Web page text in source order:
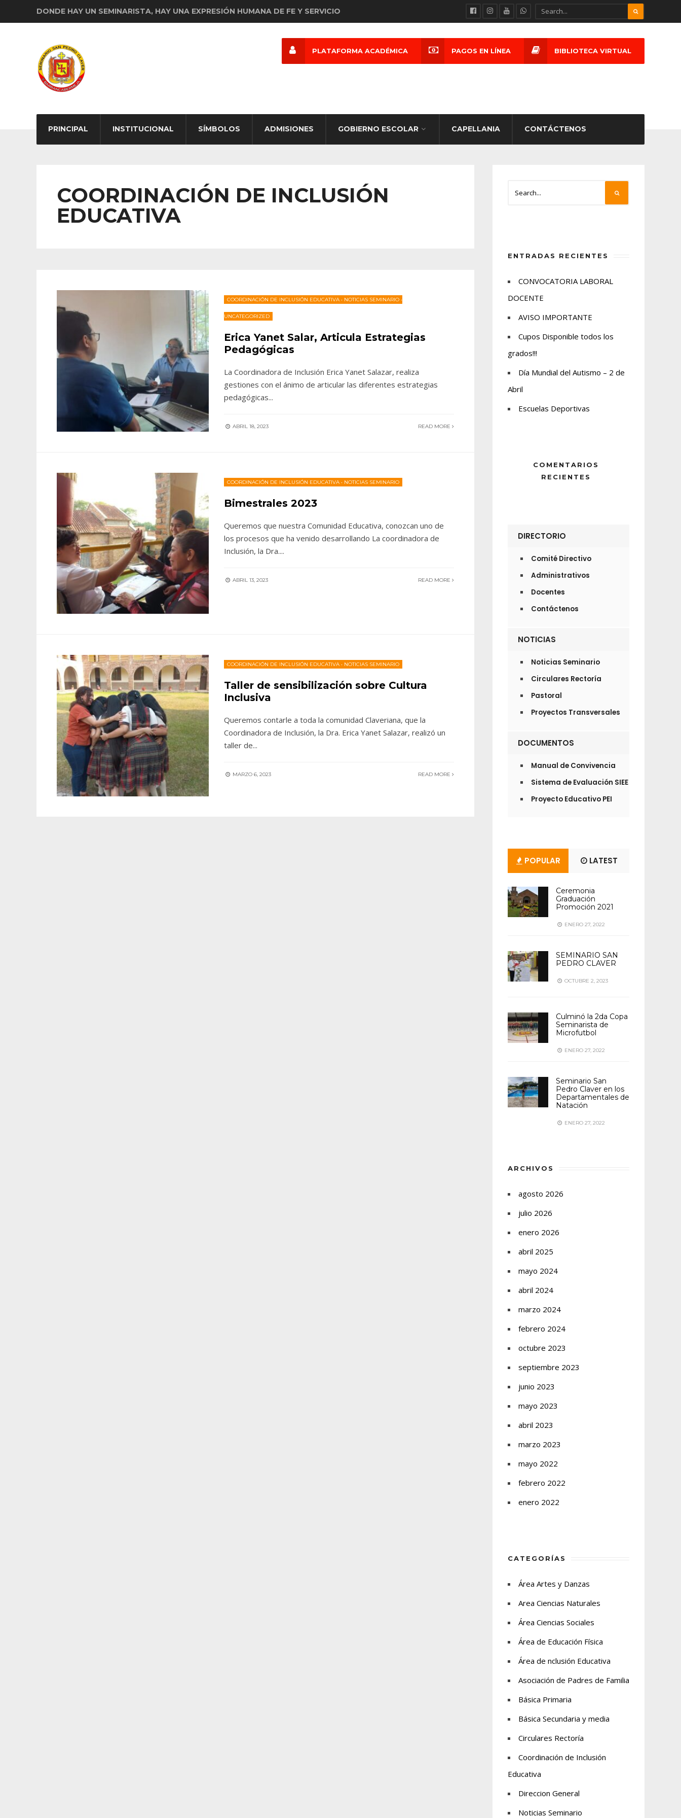
DONDE HAY UN SEMINARISTA, HAY UNA EXPRESIÓN HUMANA DE FE Y SERVICIO
PRINCIPAL INSTITUCIONAL SÍMBOLOS ADMISIONES GOBIERNO ESCOLAR CAPELLANIA CONTÁCTENOS
PLATAFORMA ACADÉMICA PAGOS EN LÍNEA BIBLIOTECA VIRTUAL
COORDINACIÓN DE INCLUSIÓN
EDUCATIVA
COORDINACIÓN DE INCLUSIÓN EDUCATIVA • NOTICIAS SEMINARIO •
UNCATEGORIZED
Erica Yanet Salar, Articula Estrategias
Pedagógicas
La Coordinadora de Inclusión Erica Yanet Salazar, realiza
gestiones con el ánimo de articular las diferentes estrategias
pedagógicas...
ABRIL 18, 2023 READ MORE
COORDINACIÓN DE INCLUSIÓN EDUCATIVA • NOTICIAS SEMINARIO
Bimestrales 2023
Queremos que nuestra Comunidad Educativa, conozcan uno de
los procesos que ha venido desarrollando La coordinadora de
Inclusión, la Dra....
ABRIL 13, 2023 READ MORE
COORDINACIÓN DE INCLUSIÓN EDUCATIVA • NOTICIAS SEMINARIO
Taller de sensibilización sobre Cultura
Inclusiva
Queremos contarle a toda la comunidad Claveriana, que la
Coordinadora de Inclusión, la Dra. Erica Yanet Salazar, realizó un
taller de...
MARZO 6, 2023 READ MORE
ENTRADAS RECIENTES
CONVOCATORIA LABORAL
DOCENTE
AVISO IMPORTANTE
Cupos Disponible todos los
grados!!!
Día Mundial del Autismo – 2 de
Abril
Escuelas Deportivas
COMENTARIOS
RECIENTES
DIRECTORIO
Comité Directivo
Administrativos
Docentes
Contáctenos
NOTICIAS
Noticias Seminario
Circulares Rectoría
Pastoral
Proyectos Transversales
DOCUMENTOS
Manual de Convivencia
Sistema de Evaluación SIEE
Proyecto Educativo PEI
POPULAR LATEST
Ceremonia
Graduación
Promoción 2021
ENERO 27, 2022
SEMINARIO SAN
PEDRO CLAVER
OCTUBRE 2, 2023
Culminó la 2da Copa
Seminarista de
Microfutbol
ENERO 27, 2022
Seminario San
Pedro Claver en los
Departamentales de
Natación
ENERO 27, 2022
ARCHIVOS
agosto 2026
julio 2026
enero 2026
abril 2025
mayo 2024
abril 2024
marzo 2024
febrero 2024
octubre 2023
septiembre 2023
junio 2023
mayo 2023
abril 2023
marzo 2023
mayo 2022
febrero 2022
enero 2022
CATEGORÍAS
Área Artes y Danzas
Area Ciencias Naturales
Área Ciencias Sociales
Área de Educación Física
Área de nclusión Educativa
Asociación de Padres de Familia
Básica Primaria
Básica Secundaria y media
Circulares Rectoría
Coordinación de Inclusión
Educativa
Direccion General
Noticias Seminario